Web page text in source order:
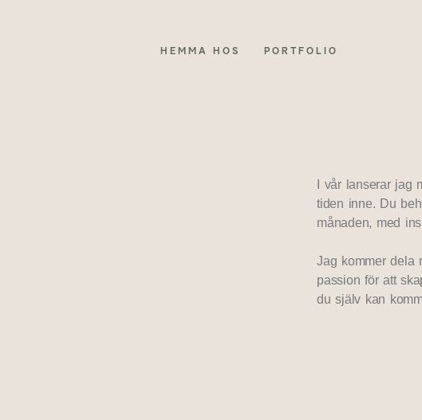
HEMMA HOS PORTFOLIO
I vår lanserar jag
tiden inne. Du
månaden, med
Jag kommer dela
passion för att
du själv kan